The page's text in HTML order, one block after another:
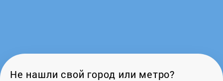
Не нашли свой город или метро?